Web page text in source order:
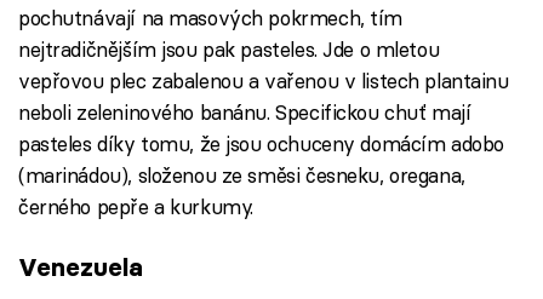
pochutnávají na masových pokrmech, tím
nejtradičnějším jsou pak pasteles. Jde o mletou
vepřovou plec zabalenou a vařenou v listech plantainu
neboli zeleninového banánu. Specifickou chuť mají
pasteles díky tomu, že jsou ochuceny domácím adobo
(marinádou), složenou ze směsi česneku, oregana,
černého pepře a kurkumy.
Venezuela